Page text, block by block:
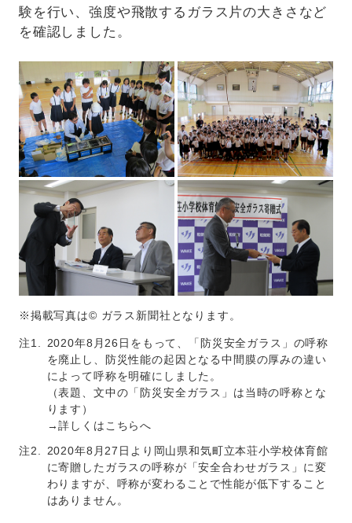
験を行い、強度や飛散するガラス片の大きさなど
を確認しました。
※掲載写真は© ガラス新聞社となります。
注1.
2020年8月26日をもって、「防災安全ガラス」の呼称
を廃止し、防災性能の起因となる中間膜の厚みの違い
によって呼称を明確にしました。
（表題、文中の「防災安全ガラス」は当時の呼称とな
ります）
→詳しくはこちらへ
注2.
2020年8月27日より岡山県和気町立本荘小学校体育館
に寄贈したガラスの呼称が「安全合わせガラス」に変
わりますが、呼称が変わることで性能が低下すること
はありません。